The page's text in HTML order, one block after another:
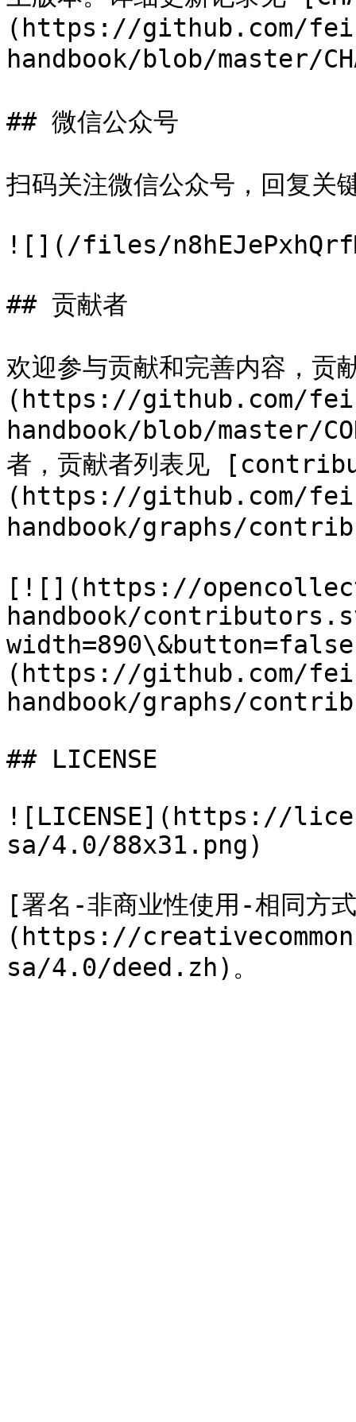
(https://github.com/
handbook/blob/master/
## 微信公众号
扫码关注微信公众号，回复关
![](/files/
## 贡献者
欢迎参与贡献和完善内容，
(https://github.com/
handbook/blob/master/
者，贡献者列表见
(https://github.com/
handbook/graphs/
[![](https://
handbook/
(https://github.com/
handbook/graphs/
## LICENSE
![LICENSE](https://
sa/4.0/88x31.png)
[署名-非商业性使用-相同
(https://